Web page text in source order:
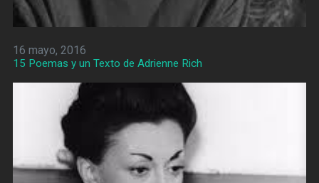
16 mayo, 2016
15 Poemas y un Texto de Adrienne Rich